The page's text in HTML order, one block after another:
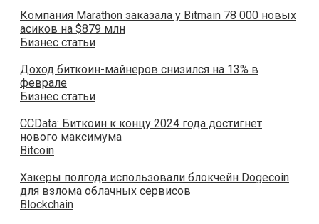
Компания Marathon заказала у Bitmain 78 000 новых
асиков на $879 млн
Бизнес статьи
Доход биткоин-майнеров снизился на 13% в
феврале
Бизнес статьи
CCData: Биткоин к концу 2024 года достигнет
нового максимума
Bitcoin
Хакеры полгода использовали блокчейн Dogecoin
для взлома облачных сервисов
Blockchain